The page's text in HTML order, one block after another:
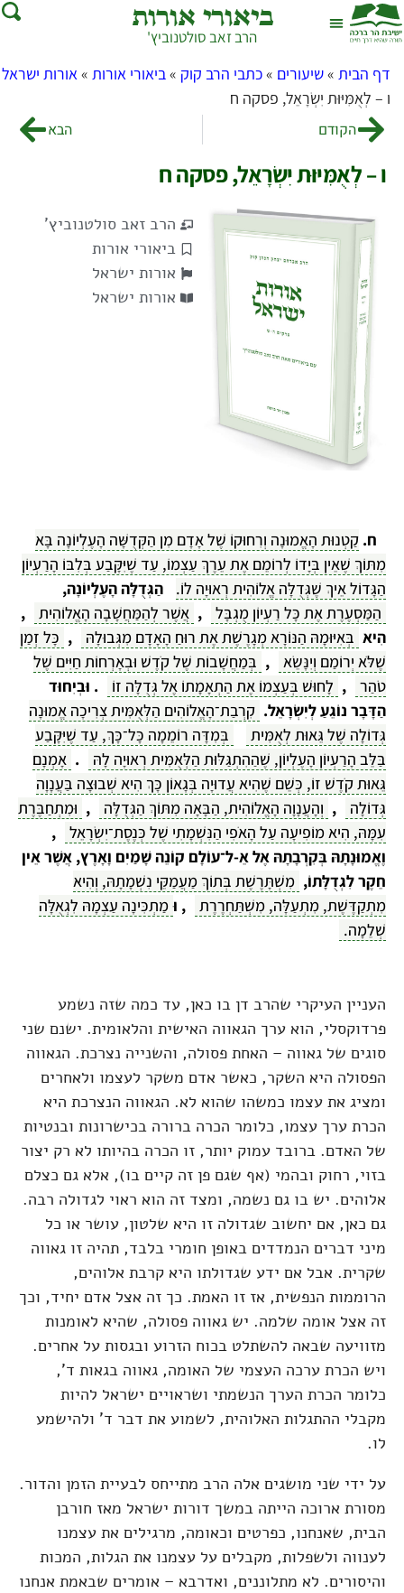
ביאורי אורות
הרב זאב סולטנוביץ'
דף הבית» שיעורים» כתבי הרב קוק» ביאורי אורות» אורות ישראל»
ו – לְאֻמִּיּוּת יִשְׂרָאֵל, פסקה ח
הקודם הבא
ו – לְאֻמִּיּוּת יִשְׂרָאֵל, פסקה ח
הרב זאב סולטנוביץ'
ביאורי אורות
אורות ישראל
אורות ישראל
ח.קַטְנוּת הָאֱמוּנָה וְרִחוּקוֹ שֶׁל אָדָם מִן הַקְּדֻשָּׁה הָעֶלְיוֹנָה בָּא
מִתּוֹךְ שֶׁאֵין בְּיָדוֹ לְרוֹמֵם אֶת עֵרֶךְ עַצְמוֹ, עַד שֶׁיִּקָּבַע בְּלִבּוֹ הָרַעְיוֹן
הַגָּדוֹל אֵיךְ שֶׁגְּדֻלָּה אֱלוֹהִית רְאוּיָה לוֹ. הַגְּדֻלָּה הָעֶלְיוֹנָה,
הַמַּסְעֶרֶת אֶת כָּל רַעְיוֹן מֻגְבָּל
אֲשֶׁר לְהַמַּחֲשָׁבָה הָאֱלוֹהִית
הִיא בְּאִיּוּמָהּ הַנּוֹרָא מְגָרֶשֶׁת אֶת רוּחַ הָאָדָם מִגְּבוּלָהּ
כָּל זְמַן
שֶׁלֹּא יְרוֹמַם וְיִנָּשֵׂא
בְּמַחֲשָׁבוֹת שֶׁל קֹדֶשׁ וּבְאָרְחוֹת חַיִּים שֶׁל
טֹהַר
לָחוּשׁ בְּעַצְמוֹ אֶת הַתְאָמָתוֹ אֶל גְּדֻלָּה זוֹ
. וּבְיִחוּד
הַדָּבָר נוֹגֵעַ לְיִשְׂרָאֵל. קִרְבַת־הָאֱלוֹהִים הַלְּאֻמִּית צְרִיכָה אֱמוּנָה
גְּדוֹלָה שֶׁל גֵּאוּת לְאֻמִּית
בְּמִדָּה רוֹמֵמָה כָּל־כָּךְ, עַד שֶׁיִּקָּבַע
בַּלֵּב הָרַעְיוֹן הָעֶלְיוֹן, שֶׁהַהִתְגַּלּוּת הַלְּאֻמִּית רְאוּיָה לָהּ
אָמְנָם
גֵּאוּת קֹדֶשׁ זוֹ, כְּשֵׁם שֶׁהִיא עֲדוּיָה בְּגָאוֹן כָּךְ הִיא שְׁבוּצָה בַּעֲנָוָה
גְּדוֹלָה
וְהָעֲנָוָה הָאֱלוֹהִית, הַבָּאָה מִתּוֹךְ הַגְּדֻלָּה
וּמִתְחַבֶּרֶת
עִמָּהּ, הִיא מוֹפִיעָה עַל הָאֹפִי הַנִּשְׁמָתִי שֶׁל כְּנֶסֶת־יִשְׂרָאֵל
וֶאֱמוּנָתָהּ בְּקִרְבָתָהּ אֶל אֵ-ל־עוֹלָם קוֹנֵה שָׁמַיִם וָאָרֶץ, אֲשֶׁר אֵין
חֵקֶר לִגְדֻלָּתוֹ, מִשְׁתָּרֶשֶׁת בְּתוֹךְ מַעֲמַקֵּי נִשְׁמָתָהּ, וְהִיא
מִתְקַדֶּשֶׁת, מִתְעַלָּה, מִשְׁתַּחְרֶרֶת
מַתְכִּינָה עַצְמָהּ לִגְאֻלָּה
שְׁלֵמָה.
העניין העיקרי שהרב דן בו כאן, עד כמה שזה נשמע
פרדוקסלי, הוא ערך הגאווה האישית והלאומית. ישנם שני
סוגים של גאווה – האחת פסולה, והשנייה נצרכת. הגאווה
הפסולה היא השקר, כאשר אדם משקר לעצמו ולאחרים
ומציג את עצמו כמשהו שהוא לא. הגאווה הנצרכת היא
הכרת ערך עצמו, כלומר הכרה ברורה בכישרונות ובנטיות
של האדם. ברובד עמוק יותר, זו הכרה בהיותו לא רק יצור
בזוי, רחוק ובהמי (אף שגם פן זה קיים בו), אלא גם כצלם
אלוהים. יש בו גם נשמה, ומצד זה הוא ראוי לגדולה רבה.
גם כאן, אם יחשוב שגדולה זו היא שלטון, עושר או כל
מיני דברים הנמדדים באופן חומרי בלבד, תהיה זו גאווה
שקרית. אבל אם ידע שגדולתו היא קרבת אלוהים,
הרוממות הנפשית, אז זו האמת. כך זה אצל אדם יחיד, וכך
זה אצל אומה שלמה. יש גאווה פסולה, שהיא לאומנות
מזוויעה שבאה להשתלט בכוח הזרוע ובגסות על אחרים.
ויש הכרת ערכה העצמי של האומה, גאווה בגאות ד',
כלומר הכרת הערך הנשמתי ושראויים ישראל להיות
מקבלי ההתגלות האלוהית, לשמוע את דבר ד' ולהישמע
לו.
על ידי שני מושגים אלה הרב מתייחס לבעיית הזמן והדור.
מסורת ארוכה הייתה במשך דורות ישראל מאז חורבן
הבית, שאנחנו, כפרטים וכאומה, מרגילים את עצמנו
לענווה ולשפלות, מקבלים על עצמנו את הגלות, המכות
והיסורים. לא מתלוננים, ואדרבא – אומרים שבאמת אנחנו